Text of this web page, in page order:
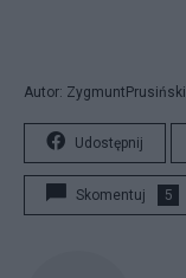
Autor: ZygmuntPrusiński
Udostępnij
Skomentuj 5